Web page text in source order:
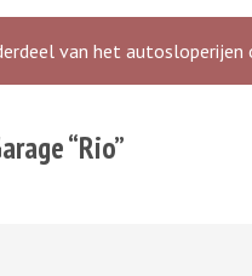
van het
“Rio”